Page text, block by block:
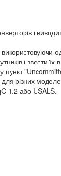
і
і звести їх
різних
1.2 або USALS.